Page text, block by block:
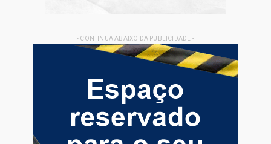
- CONTINUA ABAIXO DA PUBLICIDADE -